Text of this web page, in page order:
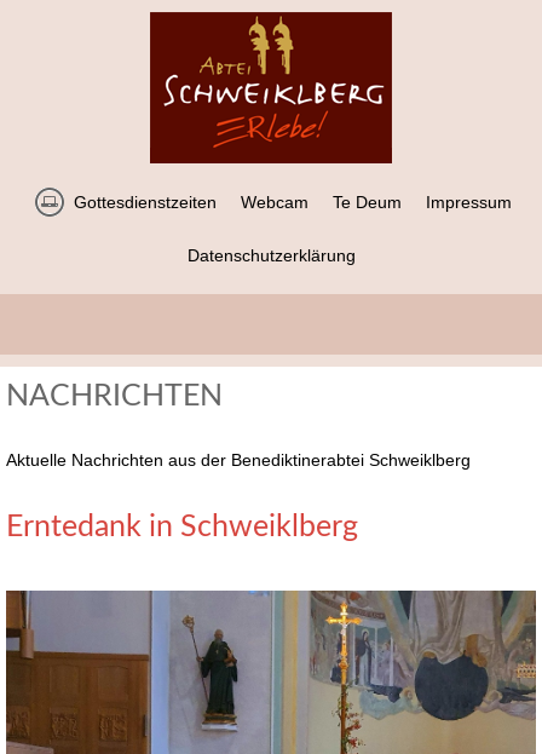
Gottesdienstzeiten Webcam Te Deum Impressum
Datenschutzerklärung
NACHRICHTEN
Aktuelle Nachrichten aus der Benediktinerabtei Schweiklberg
Erntedank in Schweiklberg